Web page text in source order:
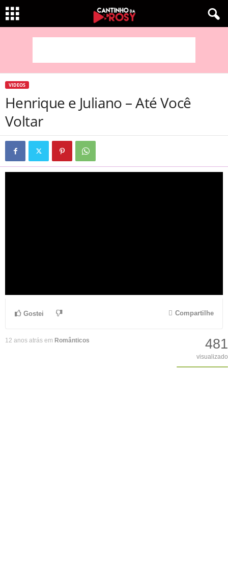
VIDEOS
Henrique e Juliano – Até Você
Voltar
Gostei Compartilhe
12 anos atrás em Românticos 481
visualizado